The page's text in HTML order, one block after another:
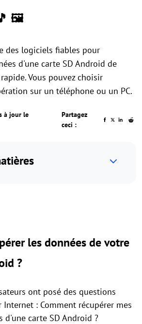
🖼️
des logiciels fiables pour
d'une carte SD Android de
Vous pouvez choisir
sur un téléphone ou un PC.
à jour le
Partagez
ceci :
les données de votre
?
ont posé des questions
: Comment récupérer mes
d'une carte SD Android ?